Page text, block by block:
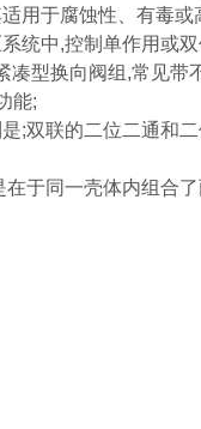
用于腐蚀性、有毒
中,控制单作用或双
型换向阀组,常见带
能;
;双联的二位二通和
于同一壳体内组合